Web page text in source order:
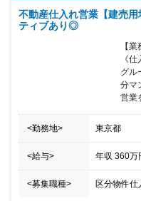
とをミッションに掲げてい
し、新しいライフスタイル
私たちと共に目指していた
にしかできない経験やスキ
て、業界初の月額定額制の
ト）」をはじめとした多角
ースシェアリング事業では
内を中心に200を超えるス
リー事業では、お料理・空
を追求いたします。 本社は「東新宿駅」から徒歩1分！グループ会
社である株式会社ビジョン(
室や会議室も利用可能です！
不動産仕入れ営業【建売
ティブあり◎
【業
《
グル
分マ
営業
<勤務地> 東京都
<給与> 年収 360万
<募集職種> 区分物件仕